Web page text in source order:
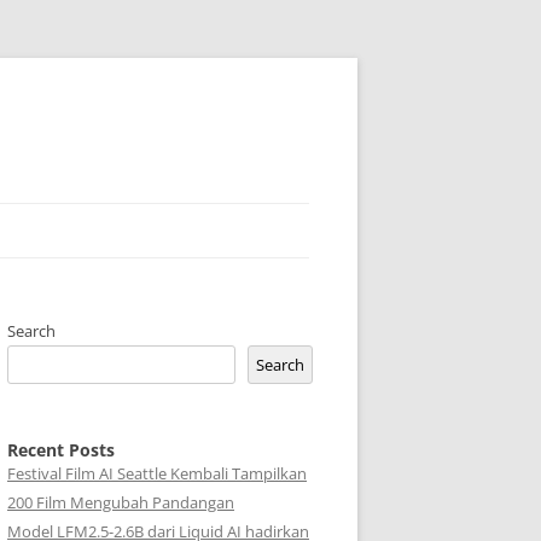
Search
Search
Recent Posts
Festival Film AI Seattle Kembali Tampilkan
200 Film Mengubah Pandangan
Model LFM2.5-2.6B dari Liquid AI hadirkan